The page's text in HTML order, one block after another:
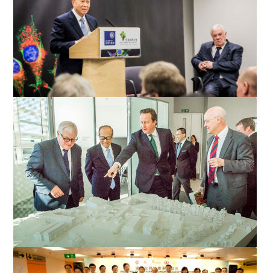
李嘉誠先生在揭幕禮上致辭時說，大數據革命不單只是可
以改善生活的大學問，目...